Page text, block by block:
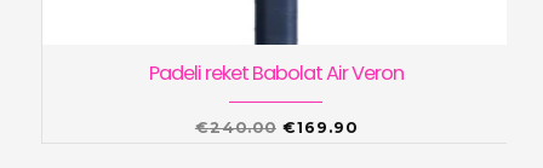
Padeli reket Babolat Air Veron
€240.00 Algne
€169.90Praegune